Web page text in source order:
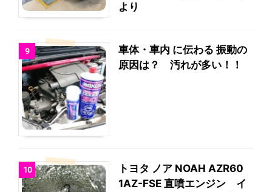
より
9
車体・車内 に伝わる 振動の
原因は？ 汚れが多い！！
10
トヨタ ノア NOAH AZR60
1AZ-FSE 直噴エンジン イ